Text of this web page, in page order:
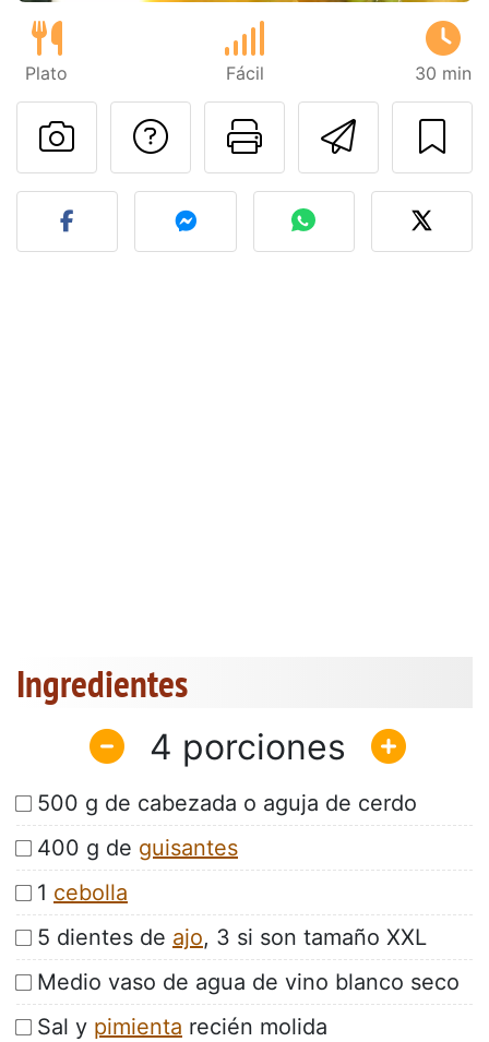
Plato Fácil 30 min
Imprimir
Preguntar al autor
Publicar la foto de esta
Ingredientes
4
500 g de cabezada o aguja de cerdo
400 g de guisantes
1 cebolla
5 dientes de ajo, 3 si son tamaño XXL
Medio vaso de agua de vino blanco seco
Sal y pimienta recién molida